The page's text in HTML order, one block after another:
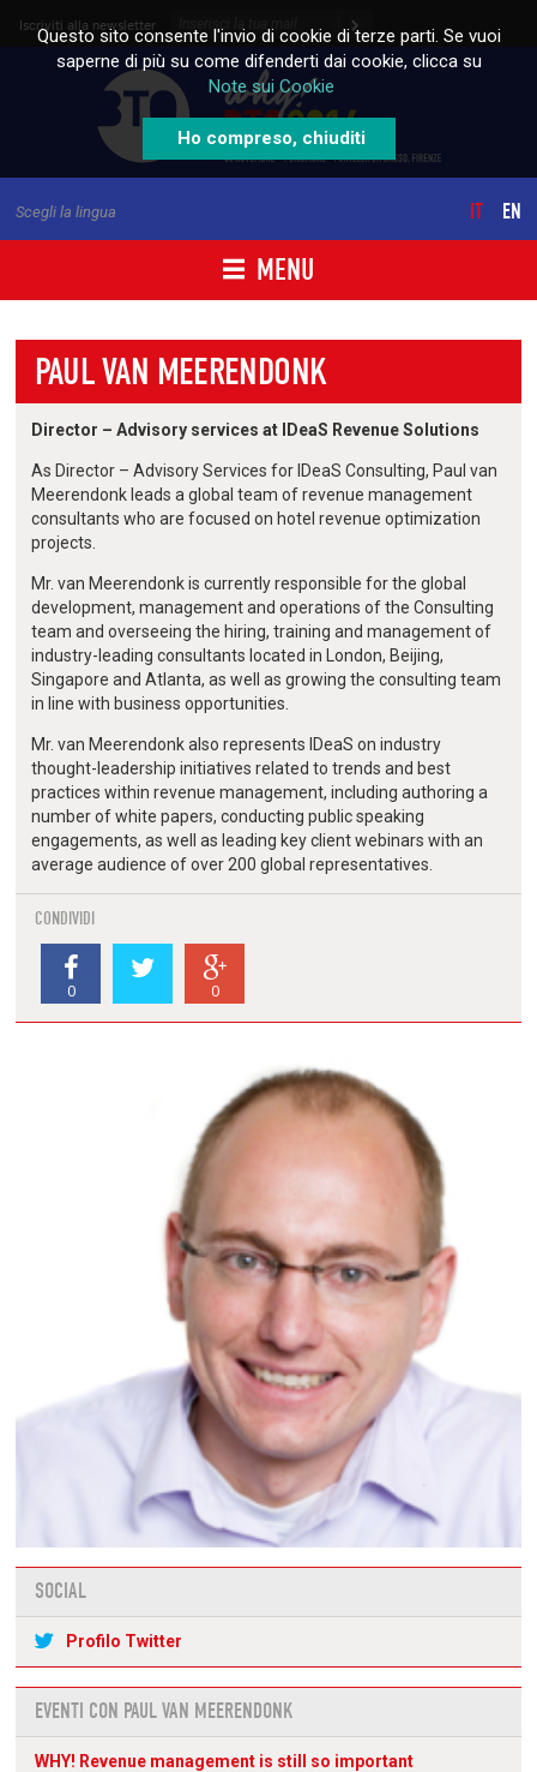
Skip to content
Iscriviti alla newsletter
MENU
Scegli la lingua IT EN
PAUL VAN MEERENDONK
Director – Advisory services at IDeaS Revenue Solutions
As Director – Advisory Services for IDeaS Consulting, Paul van
Meerendonk leads a global team of revenue management
consultants who are focused on hotel revenue optimization
projects.
Mr. van Meerendonk is currently responsible for the global
development, management and operations of the Consulting
team and overseeing the hiring, training and management of
industry-leading consultants located in London, Beijing,
Singapore and Atlanta, as well as growing the consulting team
in line with business opportunities.
Mr. van Meerendonk also represents IDeaS on industry
thought-leadership initiatives related to trends and best
practices within revenue management, including authoring a
number of white papers, conducting public speaking
engagements, as well as leading key client webinars with an
average audience of over 200 global representatives.
CONDIVIDI
0 0
SOCIAL
Profilo Twitter
EVENTI CON PAUL VAN MEERENDONK
WHY! Revenue management is still so important
Questo sito consente l'invio di cookie di terze parti. Se vuoi
saperne di più su come difenderti dai cookie, clicca su
Note sui Cookie
Ho compreso, chiuditi